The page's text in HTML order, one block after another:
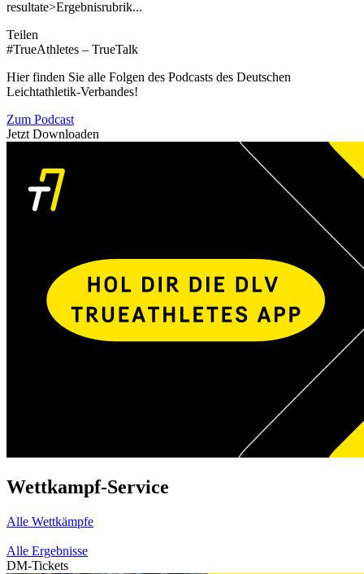
resultate>Ergebnisrubrik...
Teilen
#TrueAthletes – TrueTalk
Hier finden Sie alle Folgen des Podcasts des Deutschen
Leichtathletik-Verbandes!
Zum Podcast
Jetzt Downloaden
Wettkampf-Service
Alle Wettkämpfe
Alle Ergebnisse
DM-Tickets